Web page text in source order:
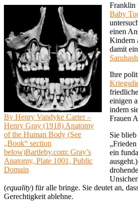
By Henry Vandyke Carter –
Henry Gray (1918) Anatomy
of the Human Body (See
„Book“ section
below)Bartleby.com: Gray’s
Anatomy, Plate 1001, Public
Domain
Franklin
Baby
einen
Kindern
damit
Ihre
einigen
indem
Frauen
Sie
ein
(equality) für alle bringe. Sie deutet an,
Gerechtigkeit ablehne.